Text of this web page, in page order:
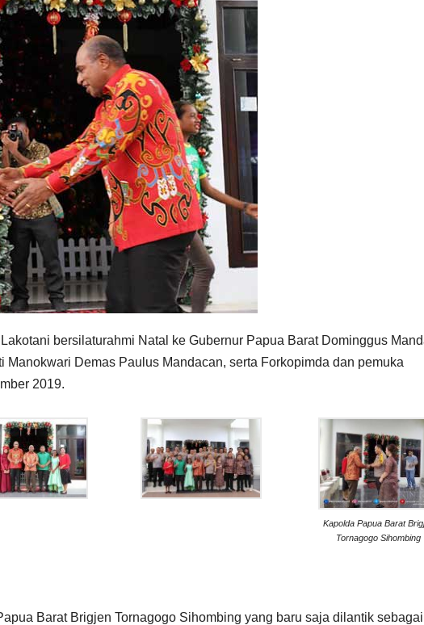
bersilaturahmi Natal ke Gubernur Papua Barat Dominggus
Manokwari Demas Paulus Mandacan, serta Forkopimda dan pemuka
2019.
Kapolda Papua Barat
Tornagogo Sihombing
Barat Brigjen Tornagogo Sihombing yang baru saja dilantik sebagai